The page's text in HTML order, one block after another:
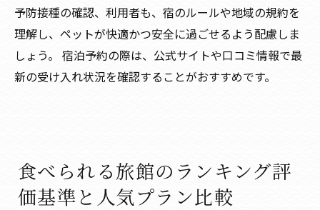
予防接種の確認、利用者も、宿のルールや地域の規約を
理解し、ペットが快適かつ安全に過ごせるよう配慮しま
しょう。 宿泊予約の際は、公式サイトや口コミ情報で最
新の受け入れ状況を確認することがおすすめです。
食べられる旅館のランキング評
価基準と人気プラン比較